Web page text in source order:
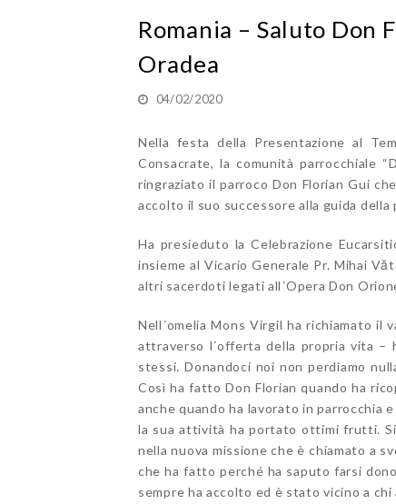
Romania – Saluto Don
Oradea
04/02/2020
Nella festa della Presentazione al
Consacrate, la comunità parrocchiale
ringraziato il parroco Don Florian Gui
accolto il suo successore alla guida della
Ha presieduto la Celebrazione
insieme al Vicario Generale Pr. Mihai
altri sacerdoti legati all´Opera Don
Nell´omelia Mons Virgil ha richiamato il
attraverso l´offerta della propria vita –
stessi. Donandoci noi non perdiamo
Così ha fatto Don Florian quando ha
anche quando ha lavorato in parrocchia
la sua attività ha portato ottimi frutti.
nella nuova missione che è chiamato a
che ha fatto perché ha saputo farsi
sempre ha accolto ed è stato vicino a chi